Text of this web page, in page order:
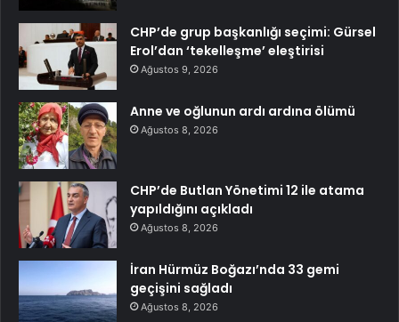
CHP’de grup başkanlığı seçimi: Gürsel
Erol’dan ‘tekelleşme’ eleştirisi
Ağustos 9, 2026
Anne ve oğlunun ardı ardına ölümü
Ağustos 8, 2026
CHP’de Butlan Yönetimi 12 ile atama
yapıldığını açıkladı
Ağustos 8, 2026
İran Hürmüz Boğazı’nda 33 gemi
geçişini sağladı
Ağustos 8, 2026